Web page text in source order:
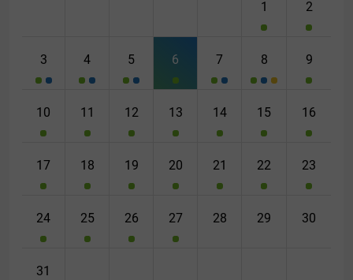
1 2
3 4 5 6 7 8 9
10 11 12 13 14 15 16
17 18 19 20 21 22 23
24 25 26 27 28 29 30
31